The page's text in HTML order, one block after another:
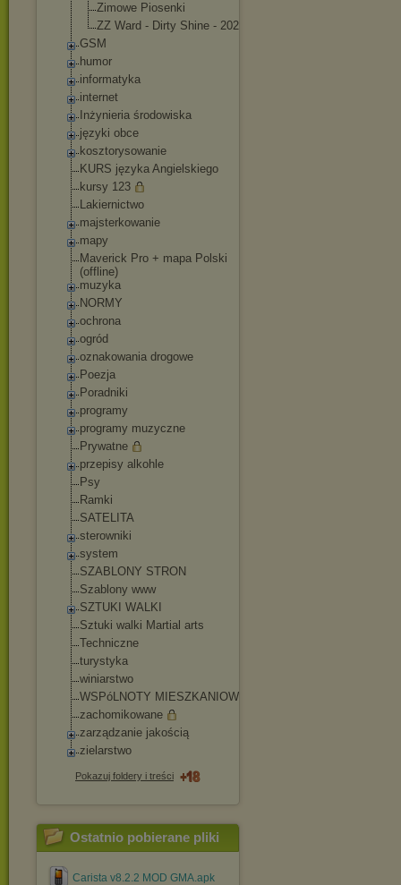
Zimowe Piosenki
ZZ Ward - Dirty Shine - 2023
GSM
humor
informatyka
internet
Inżynieria środowiska
języki obce
kosztorysowanie
KURS języka Angielskiego
kursy 123
Lakiernictwo
majsterkowanie
mapy
Maverick Pro + mapa Polski
(offline)
muzyka
NORMY
ochrona
ogród
oznakowania drogowe
Poezja
Poradniki
programy
programy muzyczne
Prywatne
przepisy alkohle
Psy
Ramki
SATELITA
sterowniki
system
SZABLONY STRON
Szablony www
SZTUKI WALKI
Sztuki walki Martial arts
Techniczne
turystyka
winiarstwo
WSPóLNOTY MIESZKANIOWE
zachomikowane
zarządzanie jakością
zielarstwo
Pokazuj foldery i treści
Ostatnio pobierane pliki
Carista v8.2.2 MOD GMA.apk